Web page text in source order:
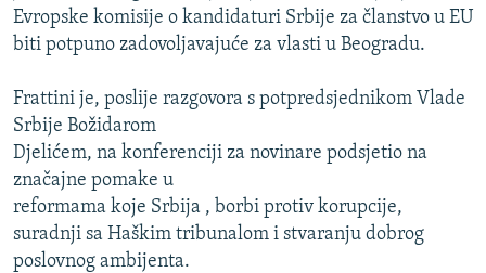
INFOGRAFIKE
KINA NA BALKANU
RSE PRIČE IZ SVIJETA
DNEVNO@RSE
SPECIJALI RSE
VIŠE OD NASLOVA
GENOCID U SREBRENICI
PRATITE NAS
Evropske komisije o kandidaturi Srbije za članstvo u EU
biti potpuno zadovoljavajuće za vlasti u Beogradu.
Frattini je, poslije razgovora s potpredsjednikom Vlade
Srbije Božidarom
Djelićem, na konferenciji za novinare podsjetio na
značajne pomake u
reformama koje Srbija , borbi protiv korupcije,
suradnji sa Haškim tribunalom i stvaranju dobrog
poslovnog ambijenta.